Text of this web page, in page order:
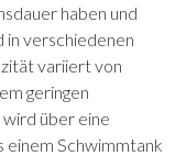
haben und
in verschiedenen
variiert von
geringen
über eine
einem Schwimmtank